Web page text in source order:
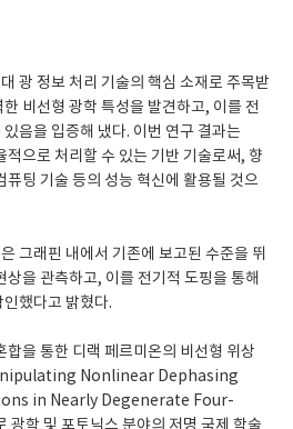
광 정보 처리 기술의 핵심 소재로 주목받
비선형 광학 특성을 발견하고, 이를 전
음을 입증해 냈다. 이번 연구 결과는
적으로 처리할 수 있는 기반 기술로써, 향
퓨팅 기술 등의 성능 혁신에 활용될 것으
그래핀 내에서 기존에 보고된 수준을 뛰
상을 관측하고, 이를 전기적 도핑을 통해
했다고 밝혔다.
합을 통한 디랙 페르미온의 비선형 위상
Nonlinear Dephasing
in Nearly Degenerate Four-
학 및 포토닉스 분야의 저명 국제 학술